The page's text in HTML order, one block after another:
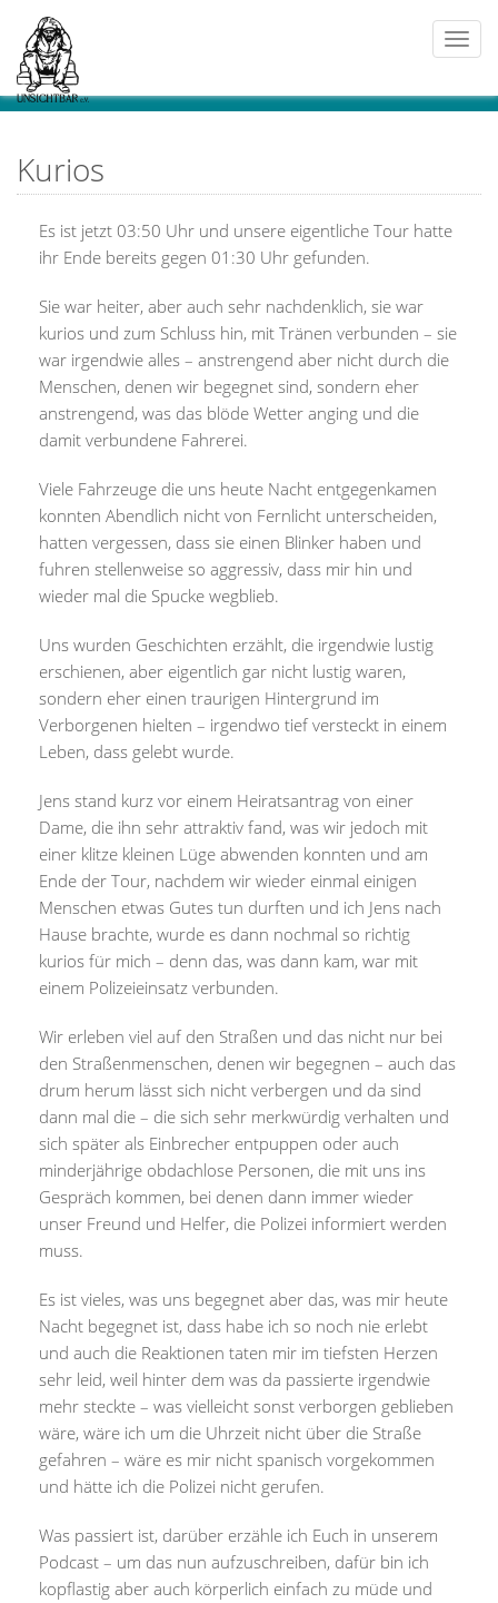
Kurios
Es ist jetzt 03:50 Uhr und unsere eigentliche Tour hatte
ihr Ende bereits gegen 01:30 Uhr gefunden.
Sie war heiter, aber auch sehr nachdenklich, sie war
kurios und zum Schluss hin, mit Tränen verbunden – sie
war irgendwie alles – anstrengend aber nicht durch die
Menschen, denen wir begegnet sind, sondern eher
anstrengend, was das blöde Wetter anging und die
damit verbundene Fahrerei.
Viele Fahrzeuge die uns heute Nacht entgegenkamen
konnten Abendlich nicht von Fernlicht unterscheiden,
hatten vergessen, dass sie einen Blinker haben und
fuhren stellenweise so aggressiv, dass mir hin und
wieder mal die Spucke wegblieb.
Uns wurden Geschichten erzählt, die irgendwie lustig
erschienen, aber eigentlich gar nicht lustig waren,
sondern eher einen traurigen Hintergrund im
Verborgenen hielten – irgendwo tief versteckt in einem
Leben, dass gelebt wurde.
Jens stand kurz vor einem Heiratsantrag von einer
Dame, die ihn sehr attraktiv fand, was wir jedoch mit
einer klitze kleinen Lüge abwenden konnten und am
Ende der Tour, nachdem wir wieder einmal einigen
Menschen etwas Gutes tun durften und ich Jens nach
Hause brachte, wurde es dann nochmal so richtig
kurios für mich – denn das, was dann kam, war mit
einem Polizeieinsatz verbunden.
Wir erleben viel auf den Straßen und das nicht nur bei
den Straßenmenschen, denen wir begegnen – auch das
drum herum lässt sich nicht verbergen und da sind
dann mal die – die sich sehr merkwürdig verhalten und
sich später als Einbrecher entpuppen oder auch
minderjährige obdachlose Personen, die mit uns ins
Gespräch kommen, bei denen dann immer wieder
unser Freund und Helfer, die Polizei informiert werden
muss.
Es ist vieles, was uns begegnet aber das, was mir heute
Nacht begegnet ist, dass habe ich so noch nie erlebt
und auch die Reaktionen taten mir im tiefsten Herzen
sehr leid, weil hinter dem was da passierte irgendwie
mehr steckte – was vielleicht sonst verborgen geblieben
wäre, wäre ich um die Uhrzeit nicht über die Straße
gefahren – wäre es mir nicht spanisch vorgekommen
und hätte ich die Polizei nicht gerufen.
Was passiert ist, darüber erzähle ich Euch in unserem
Podcast – um das nun aufzuschreiben, dafür bin ich
kopflastig aber auch körperlich einfach zu müde und